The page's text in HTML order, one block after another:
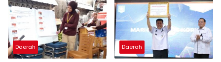
Daerah Daerah